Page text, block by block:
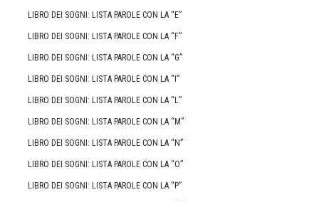
LIBRO DEI SOGNI: LISTA PAROLE CON LA “E”
LIBRO DEI SOGNI: LISTA PAROLE CON LA “F”
LIBRO DEI SOGNI: LISTA PAROLE CON LA “G”
LIBRO DEI SOGNI: LISTA PAROLE CON LA “I”
LIBRO DEI SOGNI: LISTA PAROLE CON LA “L”
LIBRO DEI SOGNI: LISTA PAROLE CON LA “M”
LIBRO DEI SOGNI: LISTA PAROLE CON LA “N”
LIBRO DEI SOGNI: LISTA PAROLE CON LA “O”
LIBRO DEI SOGNI: LISTA PAROLE CON LA “P”